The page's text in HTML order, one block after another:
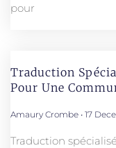
pour
Traduction
Pour Une
Amaury Crombe 17
Traduction